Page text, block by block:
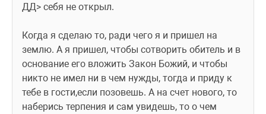
ДД> себя не открыл.
Когда я сделаю то, ради чего я и пришел на
землю. А я пришел, чтобы сотворить обитель и в
основание его вложить Закон Божий, и чтобы
никто не имел ни в чем нужды, тогда и приду к
тебе в гости,если позовешь. А на счет нового, то
наберись терпения и сам увидешь, то о чем